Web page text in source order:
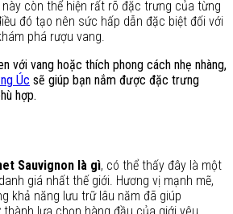
còn thể hiện rất rõ đặc trưng của từng
đó tạo nên sức hấp dẫn đặc biệt đối với
phá rượu vang.
với vang hoặc thích phong cách nhẹ nhàng,
Úc sẽ giúp bạn nắm được đặc trưng
hợp.
Sauvignon là gì, có thể thấy đây là một
giá nhất thế giới. Hương vị mạnh mẽ,
khả năng lưu trữ lâu năm đã giúp